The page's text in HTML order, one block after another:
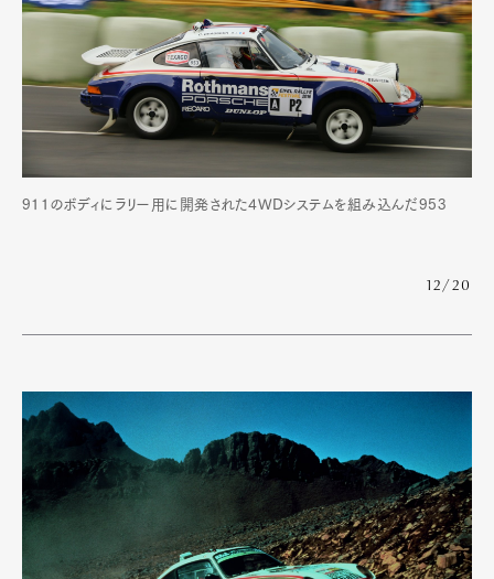
911のボディにラリー用に開発された4WDシステムを組み込んだ953
12/20